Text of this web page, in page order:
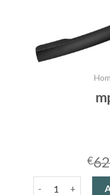
€
mpow cuffie